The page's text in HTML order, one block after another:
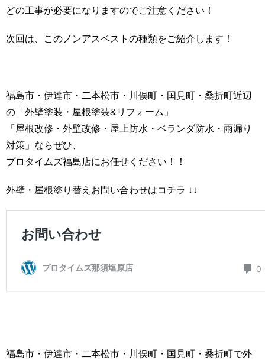
どの工事が必要になりますのでご注意ください！
次回は、このノンアスベストの種類をご紹介します！
福島市・伊達市・二本松市・川俣町・国見町・桑折町近辺
の「外壁塗装・屋根塗装&リフォーム」
「屋根改修・外壁改修・屋上防水・ベランダ防水・雨漏り
対策」ならぜひ、
プロタイムズ福島店にお任せください！！
外壁・屋根塗り替えお問い合わせはコチラ ↓↓
福島市・伊達市・二本松市・川俣町・国見町・桑折町で外